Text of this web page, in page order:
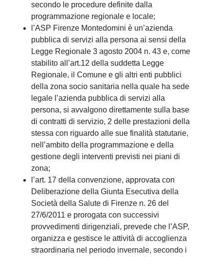
secondo le procedure definite dalla
programmazione regionale e locale;
l’ASP Firenze Montedomini è un’azienda
pubblica di servizi alla persona ai sensi della
Legge Regionale 3 agosto 2004 n. 43 e, come
stabilito all’art.12 della suddetta Legge
Regionale, il Comune e gli altri enti pubblici
della zona socio sanitaria nella quale ha sede
legale l’azienda pubblica di servizi alla
persona, si avvalgono direttamente sulla base
di contratti di servizio, 2 delle prestazioni della
stessa con riguardo alle sue finalità statutarie,
nell’ambito della programmazione e della
gestione degli interventi previsti nei piani di
zona;
l’art. 17 della convenzione, approvata con
Deliberazione della Giunta Esecutiva della
Società della Salute di Firenze n. 26 del
27/6/2011 e prorogata con successivi
provvedimenti dirigenziali, prevede che l’ASP,
organizza e gestisce le attività di accoglienza
straordinaria nel periodo invernale, secondo i